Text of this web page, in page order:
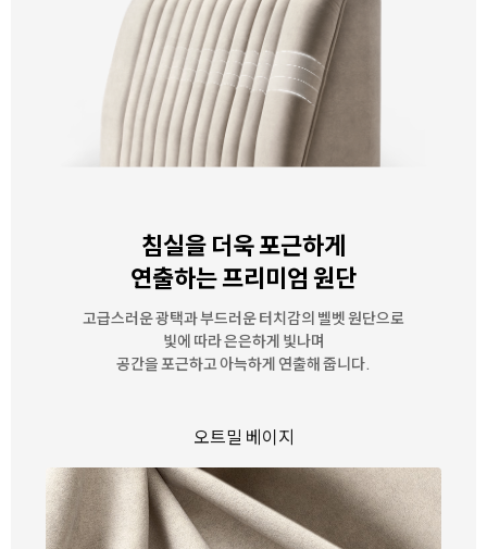
침실을 더욱 포근하게
연출하는 프리미엄 원단
고급스러운 광택과 부드러운 터치감의 벨벳 원단으로
빛에 따라 은은하게 빛나며
공간을 포근하고 아늑하게 연출해 줍니다.
오트밀 베이지